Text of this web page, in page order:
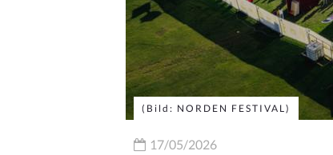
(Bild: NORDEN FESTIVAL)
17/05/2026